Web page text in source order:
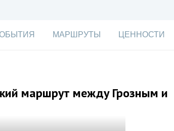
МАРШРУТЫ ЦЕННОСТИ
маршрут между Грозным и